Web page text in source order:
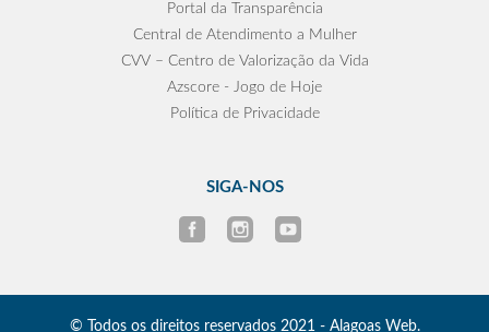
Portal da Transparência
Central de Atendimento a Mulher
CVV – Centro de Valorização da Vida
Azscore - Jogo de Hoje
Política de Privacidade
SIGA-NOS
© Todos os direitos reservados 2021 - Alagoas Web.